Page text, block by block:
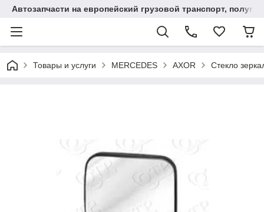
Автозапчасти на европейский грузовой транспорт,
Товары и услуги MERCEDES AXOR Стекло